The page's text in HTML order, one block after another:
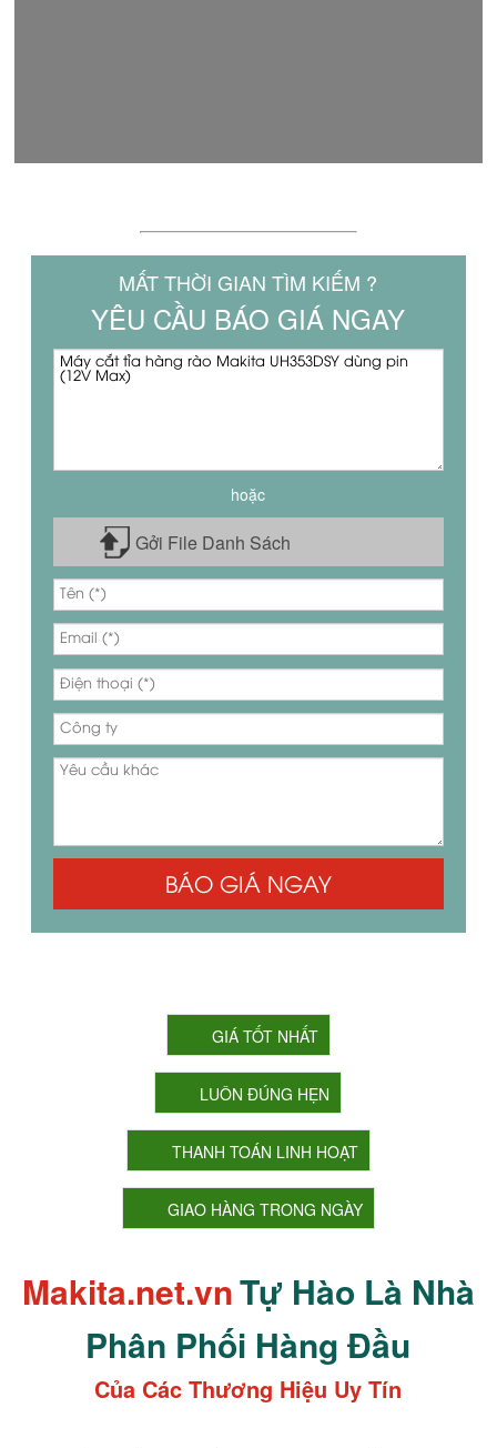
MẤT THỜI GIAN TÌM KIẾM ?
YÊU CẦU BÁO GIÁ NGAY
hoặc
Gởi File Danh Sách
BÁO GIÁ NGAY
GIÁ TỐT NHẤT
LUÔN ĐÚNG HẸN
THANH TOÁN LINH HOẠT
GIAO HÀNG TRONG NGÀY
Makita.net.vnTự Hào Là Nhà
Phân Phối Hàng Đầu
Của Các Thương Hiệu Uy Tín